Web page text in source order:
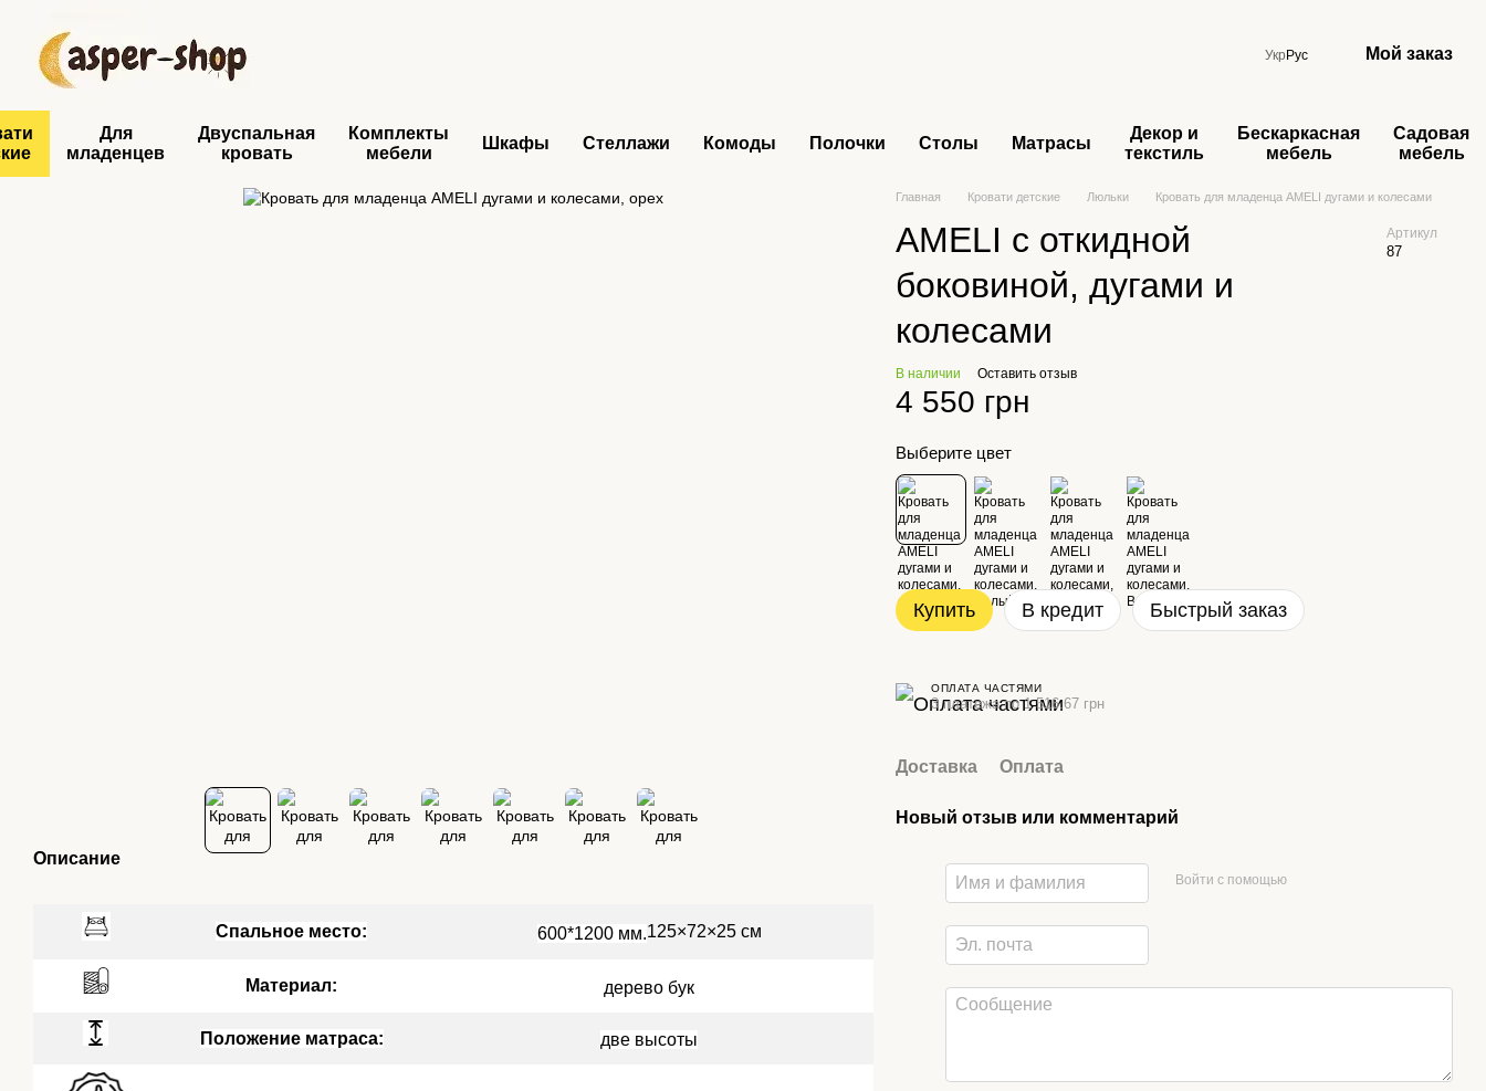
Укр Рус Мой заказ
Для
младенцев
Двуспальная
кровать
Комплекты
мебели
Шкафы Стеллажи Комоды Полочки Столы Матрасы
Декор и
текстиль
Бескаркасная
мебель
Садовая
мебель
Описание
Спальное место: 600*1200 мм.125×72×25 см
Материал: дерево бук
Положение матраса: две высоты
Главная Кровати детские Люльки Кровать для младенца AMELI дугами и колесами
AMELI с откидной
боковиной, дугами и
колесами
Артикул
87
В наличии Оставить отзыв
4 550 грн
Выберите цвет
Купить В кредит Быстрый заказ
ОПЛАТА ЧАСТЯМИ
3 платежа по 1 516.67 грн
Доставка Оплата
Новый отзыв или комментарий
Войти с помощью